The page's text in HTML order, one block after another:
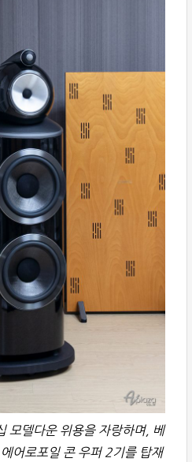
모델다운 위용을 자랑하며, 베
어로포일 콘 우퍼 2기를 탑재